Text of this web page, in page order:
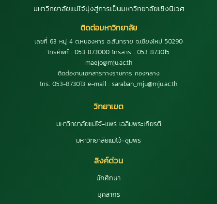
มหาวิทยาลัยแม่โจ้มุ่งสู่การเป็นมหาวิทยาลัยเชิงนิเวศ
ติดต่อมหาวิทยาลัย
เลขที่ 63 หมู่ 4 ต.หนองหาร อ.สันทราย จ.เชียงใหม่ 50290
โทรศัพท์ : 053 873000 โทรสาร : 053 873015
maejo@mju.ac.th
ติดต่องานเอกสารทางราชการ กองกลาง
โทร. 053-873013 e-mail : saraban_mju@mju.ac.th
วิทยาเขต
มหาวิทยาลัยแม่โจ้-แพร่ เฉลิมพระเกียรติ
มหาวิทยาลัยแม่โจ้-ชุมพร
ลิงค์ด่วน
นักศึกษา
บุคลากร